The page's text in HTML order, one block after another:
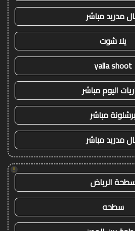
مدريد مباشر
يلا شوت
yalla shoot
اليوم مباشر
برشلونة مباشر
مدريد مباشر
!
الرياض
سطحه